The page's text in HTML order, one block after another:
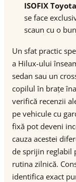
ISOFIX
se face
scaun cu o
Un sfat practic
a Hilux-ului
sedan sau un
copilul în brațe
verifică recenzii
pe vehicule cu
fixă pot deveni
cauza acestei
de sprijin reglabil
rutina zilnică.
identifica exact